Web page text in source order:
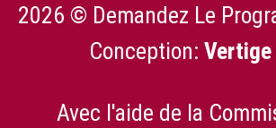
2026 © Demandez Le
Conception: Vertige
Avec l'aide de la